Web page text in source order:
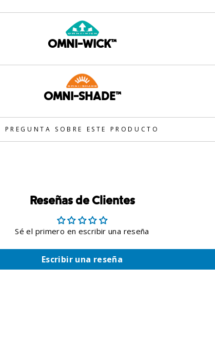
OMNI-WICK™
OMNI-SHADE™
PREGUNTA SOBRE ESTE PRODUCTO
Reseñas de Clientes
Sé el primero en escribir una reseña
Escribir una reseña